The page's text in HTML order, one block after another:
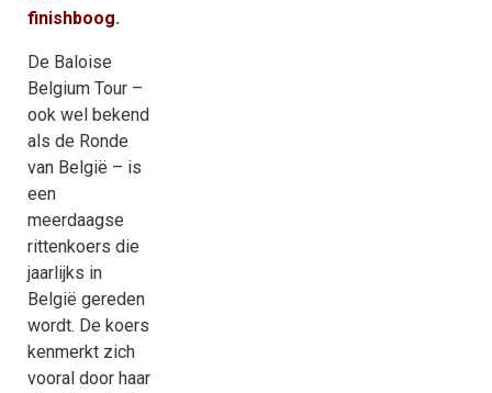
finishboog.
De Baloise
Belgium Tour –
ook wel bekend
als de Ronde
van België – is
een
meerdaagse
rittenkoers die
jaarlijks in
België gereden
wordt. De koers
kenmerkt zich
vooral door haar